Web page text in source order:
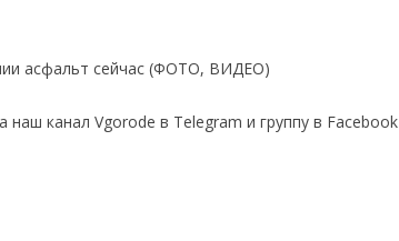
асфальт сейчас (ФОТО, ВИДЕО)
канал Vgorode в Telegram и группу в Facebook